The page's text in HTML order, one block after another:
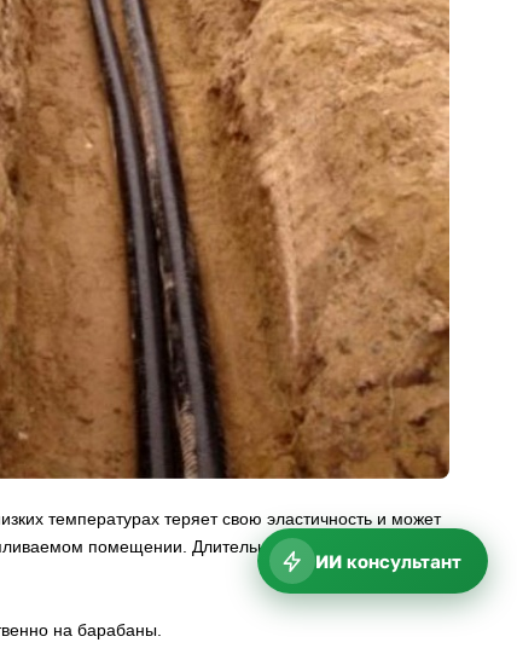
температурах теряет свою эластичность и может
помещении. Длительность периода
на барабаны.
ИИ консультант